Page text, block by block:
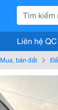
Liên hệ QC
Mua, bán đất